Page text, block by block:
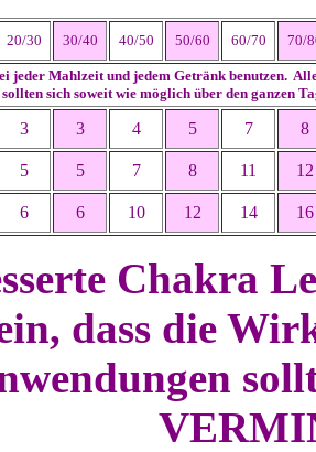
20/30 30/40 40/50 50/60 60/70 70/
jeder Mahlzeit und jedem Getränk benutzen.
sollten sich soweit wie möglich über den ganzen
3 3 4 5 7 8
5 5 7 8 11 12
6 6 10 12 14 16
Chakra
dass die